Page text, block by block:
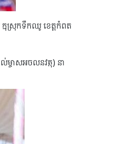
ក្នុស្រុកទឹកឈូ ខេត្តកំពត
ចាសអចលនវត្ថុ) នា